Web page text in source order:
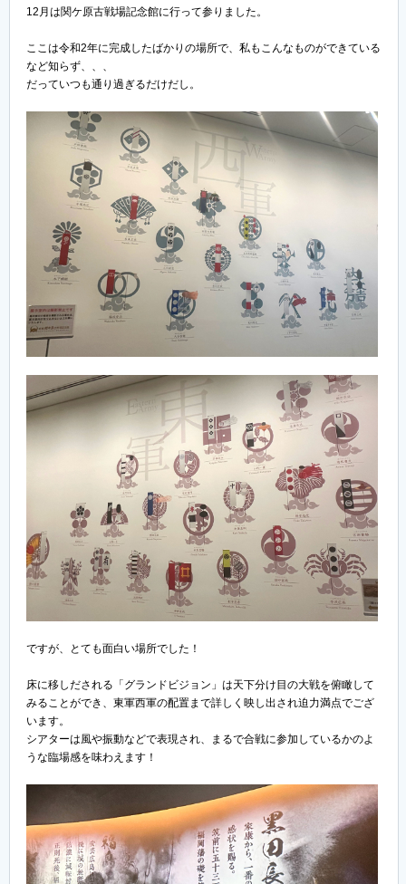
12月は関ケ原古戦場記念館に行って参りました。
ここは令和2年に完成したばかりの場所で、私もこんなものができている
など知らず、、、
だっていつも通り過ぎるだけだし。
ですが、とても面白い場所でした！
床に移しだされる「グランドビジョン」は天下分け目の大戦を俯瞰して
みることができ、東軍西軍の配置まで詳しく映し出され迫力満点でござ
います。
シアターは風や振動などで表現され、まるで合戦に参加しているかのよ
うな臨場感を味わえます！